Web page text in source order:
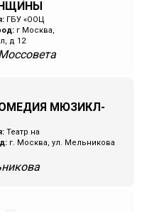
ГБУ «ООЦ
г Москва,
д 12
МЮЗИКЛ-
Театр на
г. Москва, ул. Мельникова